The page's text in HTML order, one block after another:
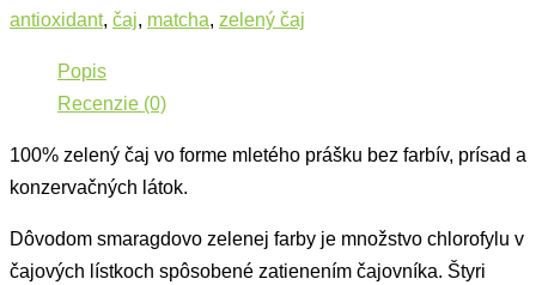
antioxidant, čaj, matcha, zelený čaj
Popis
Recenzie (0)
100% zelený čaj vo forme mletého prášku bez farbív, prísad a
konzervačných látok.
Dôvodom smaragdovo zelenej farby je množstvo chlorofylu v
čajových lístkoch spôsobené zatienením čajovníka. Štyri